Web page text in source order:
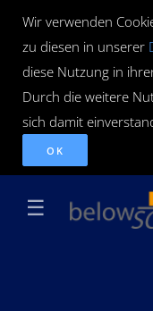
Wir verwenden
zu diesen in unserer
diese Nutzung in
Durch die weitere
sich damit
OK
☰